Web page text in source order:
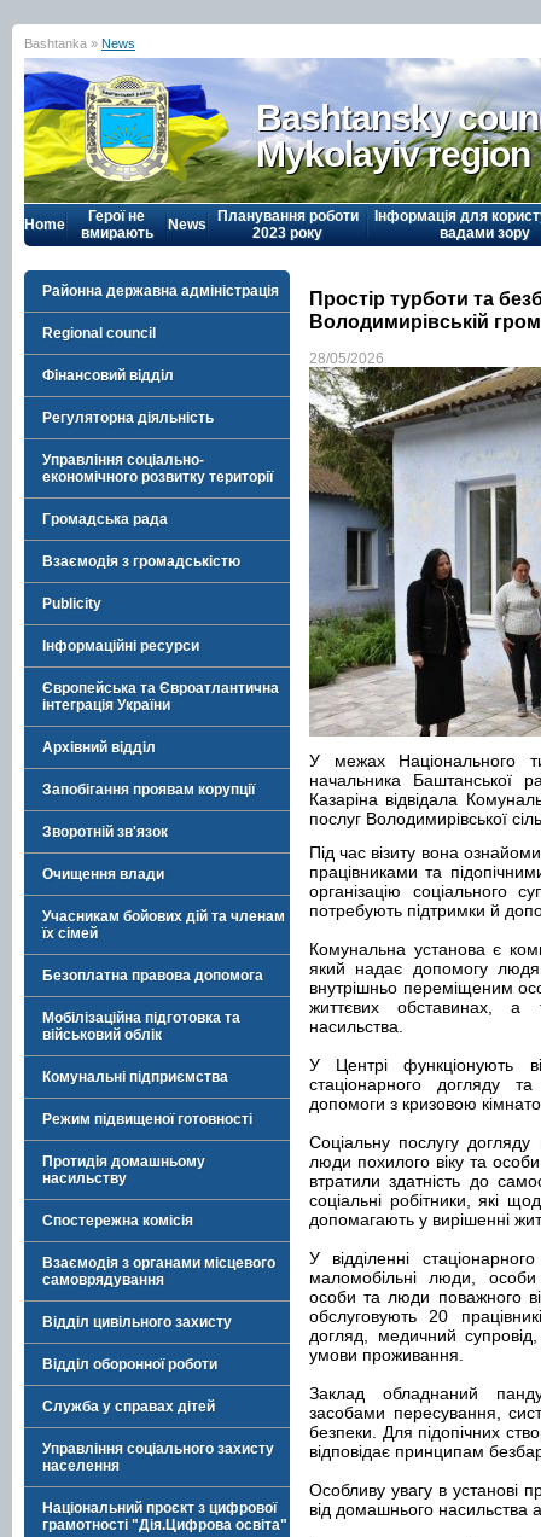
Bashtanka » News
Bashtansky
Mykolayiv region
Home
Герої не
вмирають
News
Планування роботи
2023 року
Інформація для
вадами зору
Районна державна адміністрація
Regional council
Фінансовий відділ
Регуляторна діяльність
Управління соціально-
економічного розвитку території
Громадська рада
Взаємодія з громадськістю
Publicity
Інформаційні ресурси
Європейська та Євроатлантична
інтеграція України
Архівний відділ
Запобігання проявам корупції
Зворотній зв'язок
Очищення влади
Учасникам бойових дій та членам
їх сімей
Безоплатна правова допомога
Мобілізаційна підготовка та
військовий облік
Комунальні підприємства
Режим підвищеної готовності
Протидія домашньому
насильству
Спостережна комісія
Взаємодія з органами місцевого
самоврядування
Відділ цивільного захисту
Відділ оборонної роботи
Служба у справах дітей
Управління соціального захисту
населення
Національний проєкт з цифрової
грамотності "Дія.Цифрова освіта"
Простір турботи та
Володимирівській
28/05/2026
У межах Національного
начальника Баштанської
Казаріна відвідала
послуг Володимирівської
Під час візиту вона
працівниками та
організацію соціального
потребують підтримки й
Комунальна установа є
який надає допомогу
внутрішньо переміщеним
життєвих обставинах, а
насильства.
У Центрі функціонують
стаціонарного догляду
допомоги з кризовою
Соціальну послугу
люди похилого віку та особи
втратили здатність до
соціальні робітники, які
допомагають у вирішенні
У відділенні
маломобільні люди, особи
особи та люди поважного
обслуговують 20
догляд, медичний
умови проживання.
Заклад обладнаний
засобами пересування,
безпеки. Для підопічних
відповідає принципам
Особливу увагу в установі
від домашнього насильства